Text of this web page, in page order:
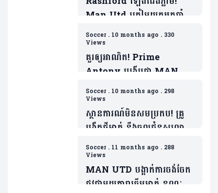
Man Utd ត្រៀមយកអ្នកចាំទី
ដ៏ឆ្នើមម្នាក់របស់ Barca ជា
ថ្នូរទិញលក់ផ្ដាច់កុងត្រា
Soccer. 10 months ago . 330
Views
គួរឲ្យអាណិត! Prime
Antony បង្ហើបថា MAN
UTD ធ្វើរឿងមួយដាក់ ដែលជា
ទង្វើមិនផ្តល់តម្លៃឲ្យខ្លួន
Soccer. 10 months ago . 298
Views
ស្ថានការណ៍មិនសមប្រកប! គ្រូ
បង្វឹកថ្មីម្នាក់ នឹងចូលជំនួសលោក
Amorim ប្រសិនក្លឹបមិនធ្វើរឿង
មួយនេះ
Soccer. 11 months ago . 288
Views
MAN UTD បង្អាក់ការចង់ចែក
ផ្លូវជាមួយតារាឆ្នើមម្នាក់ ខណៈត្រូវ